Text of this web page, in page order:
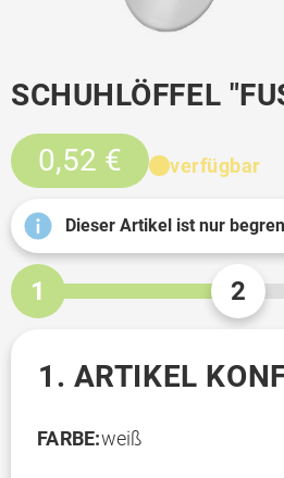
SCHUHLÖFFEL
0,52 €
verfügbar
Dieser Artikel ist nur
1 2
1. ARTIKEL
FARBE:weiß